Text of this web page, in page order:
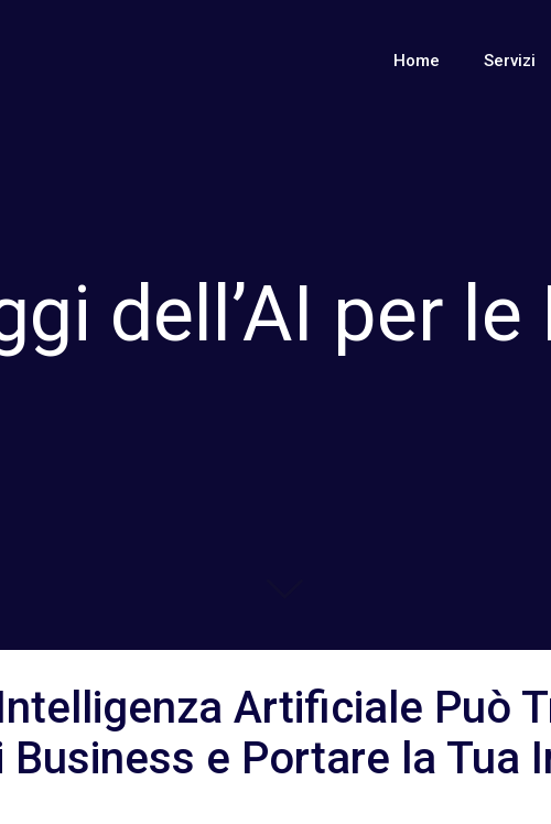
Home Servizi
dell’AI per
Artificiale Può
e Portare la Tua